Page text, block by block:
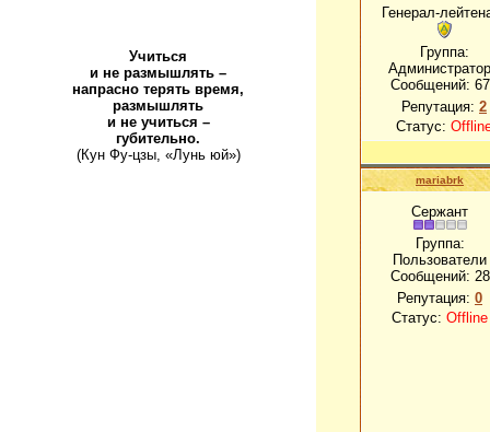
Учиться
и не размышлять –
напрасно терять время,
размышлять
и не учиться –
губительно.
(Кун Фу-цзы, «Лунь юй»)
Генерал-
Группа:
Сообщений:
Репутация: 2
Статус:
mariabrk
Сержант
Группа:
Пользователи
Сообщений: 28
Репутация: 0
Статус: Offline